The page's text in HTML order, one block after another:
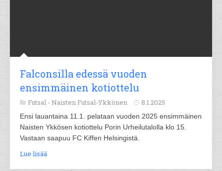
Falconsilla edessä vuoden
ensimmäinen kotiottelu
Futsal - Naisten Futsal-Ykkönen 8.1.2025
Ensi lauantaina 11.1. pelataan vuoden 2025 ensimmäinen
Naisten Ykkösen kotiottelu Porin Urheilutalolla klo 15.
Vastaan saapuu FC Kiffen Helsingistä.
Lue lisää